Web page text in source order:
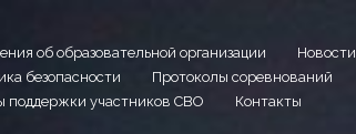
об образовательной организации Новости
безопасности
Протоколы соревнований
поддержки участников СВО
Контакты